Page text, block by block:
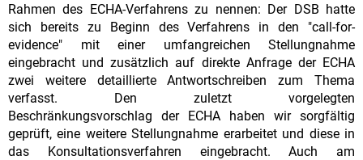
Rahmen des ECHA-Verfahrens zu nennen: Der DSB hatte
sich bereits zu Beginn des Verfahrens in den "call-for-
evidence" mit einer umfangreichen Stellungnahme
eingebracht und zusätzlich auf direkte Anfrage der ECHA
zwei weitere detaillierte Antwortschreiben zum Thema
verfasst. Den zuletzt vorgelegten
Beschränkungsvorschlag der ECHA haben wir sorgfältig
geprüft, eine weitere Stellungnahme erarbeitet und diese in
das Konsultationsverfahren eingebracht. Auch am